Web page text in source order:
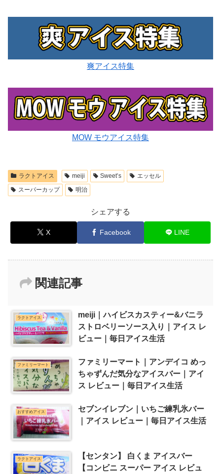
爽アイス特集
MOW モウアイス特集
ラクトアイス meiji Sweet’s
エッセル
スーパーカップ
明治
シェアする
X Facebook LINE
関連記事
ラクトアイス
meiji｜ハイビスカスティー&バニラ
ストロベリーソース入り｜アイス レ
ビュー｜毎日アイス生活
ファミリーマート
ファミリーマート｜アンデイコ めっ
ちゃずんだ気分なアイスバー｜アイ
ス レビュー｜毎日アイス生活
おすすめアイス
セブンイレブン｜いちご練乳氷バー
｜アイス レビュー｜毎日アイス生活
ラクトアイス
【センタン】 白くま アイスバー
【コンビニ スーパー アイス レビュ